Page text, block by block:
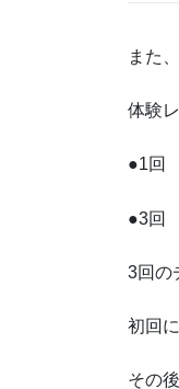
また
体験
●1回
●3回
3回の
初回
その